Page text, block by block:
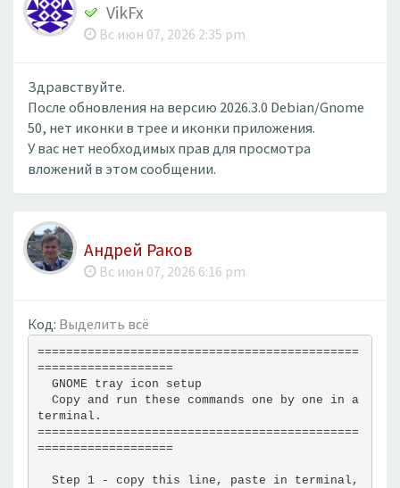
VikFx
Вс июн 07, 2026 2:35 pm
Здравствуйте.
После обновления на версию 2026.3.0 Debian/Gnome
50, нет иконки в трее и иконки приложения.
У вас нет необходимых прав для просмотра
вложений в этом сообщении.
Андрей Раков
Вс июн 07, 2026 6:16 pm
Код: Выделить всё
=============================================
===================
GNOME tray icon setup
Copy and run these commands one by one in a
terminal.
=============================================
===================
Step 1 - copy this line, paste in terminal,